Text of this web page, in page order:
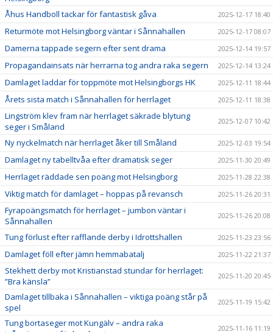
Åhus Handboll tackar för fantastisk gåva 2025-12-17 18:40
Returmöte mot Helsingborg väntar i Sånnahallen 2025-12-17 08:07
Damerna tappade segern efter sent drama 2025-12-14 19:57
Propagandainsats när herrarna tog andra raka segern 2025-12-14 13:24
Damlaget laddar för toppmöte mot Helsingborgs HK 2025-12-11 18:44
Årets sista match i Sånnahallen för herrlaget 2025-12-11 18:38
Lingström klev fram när herrlaget säkrade blytung
seger i Småland
2025-12-07 10:42
Ny nyckelmatch när herrlaget åker till Småland 2025-12-03 19:54
Damlaget ny tabelltvåa efter dramatisk seger 2025-11-30 20:49
Herrlaget räddade sen poäng mot Helsingborg 2025-11-28 22:38
Viktig match för damlaget – hoppas på revansch 2025-11-26 20:31
Fyrapoängsmatch för herrlaget – jumbon väntar i
Sånnahallen
2025-11-26 20:08
Tung förlust efter rafflande derby i Idrottshallen 2025-11-23 23:56
Damlaget föll efter jämn hemmabatalj 2025-11-22 21:37
Stekhett derby mot Kristianstad stundar för herrlaget:
”Bra känsla”
2025-11-20 20:45
Damlaget tillbaka i Sånnahallen – viktiga poäng står på
spel
2025-11-19 15:42
Tung bortaseger mot Kungälv – andra raka
2025-11-16 11:19